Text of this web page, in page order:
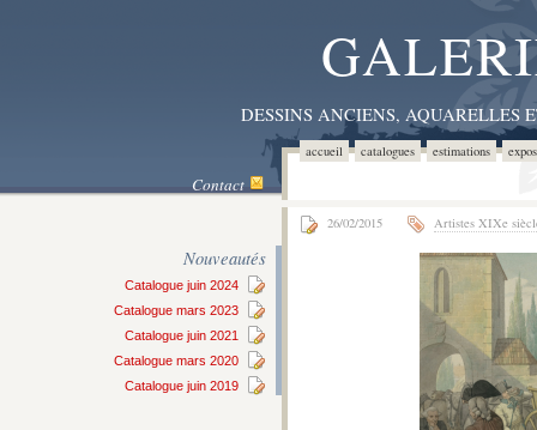
DESSINS ANCIENS,
accueil catalogues estimations
Contact
Nouveautés
Catalogue juin 2024
Catalogue mars 2023
Catalogue juin 2021
Catalogue mars 2020
Catalogue juin 2019
26/02/2015 Artistes XIXe